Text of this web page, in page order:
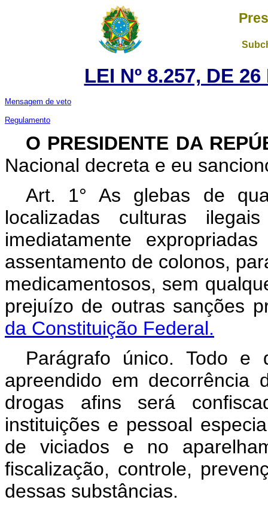
LEI Nº 8.257, DE
Mensagem de veto
Regulamento
O PRESIDENTE DA
Nacional decreta e eu
Art. 1° As glebas de
localizadas culturas
imediatamente
assentamento de colonos,
medicamentosos, sem
prejuízo de outras sanções
da Constituição Federal.
Parágrafo único. Todo e
apreendido em decorrência
drogas afins será
instituições e pessoal
de viciados e no
fiscalização, controle,
dessas substâncias.